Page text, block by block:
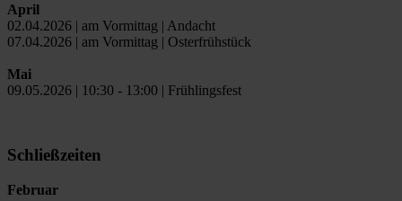
April
02.04.2026 | am Vormittag | Andacht
07.04.2026 | am Vormittag | Osterfrühstück
Mai
09.05.2026 | 10:30 - 13:00 | Frühlingsfest
Schließzeiten
Februar